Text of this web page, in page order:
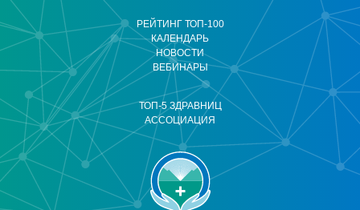
РЕЙТИНГ ТОП-100
КАЛЕНДАРЬ
НОВОСТИ
ВЕБИНАРЫ
ТОП-5 ЗДРАВНИЦ
АССОЦИАЦИЯ